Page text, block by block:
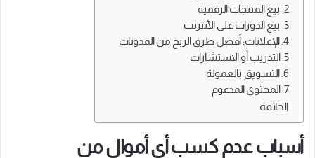
2. بيع المنتجات الرقمية
3. بيع الدورات على الأنترنت
4. الإعلانات: أفضل طرق الربح من المدونات
5. التدريب أو الاستشارات
6. التسويق بالعمولة
7. المحتوى المدعوم
الخاتمة
أسباب عدم كسب أي أموال من